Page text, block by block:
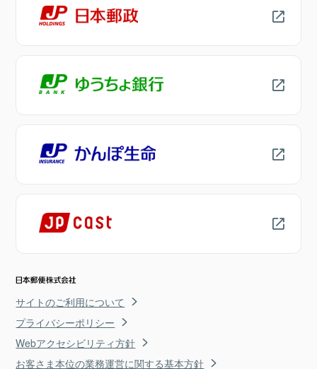
サイトのご利用について
プライバシーポリシー
Webアクセシビリティ方針
お客さま本位の業務運営に関する基本方針